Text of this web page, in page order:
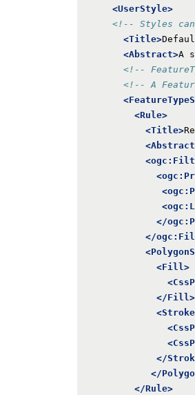
<UserStyle>
<!-- Styles
<Title>
<Abstract>A
<!--
<!-- A
<Rule>
<Title>
</
</
<Fill>
</Fill>
</
</
</Rule>